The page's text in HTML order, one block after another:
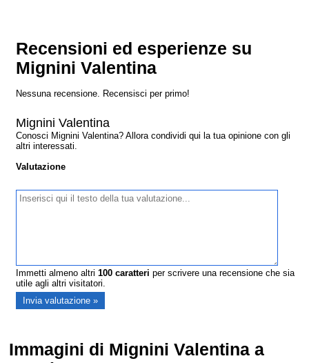
Recensioni ed esperienze su
Mignini Valentina
Nessuna recensione. Recensisci per primo!
Mignini Valentina
Conosci Mignini Valentina? Allora condividi qui la tua opinione con gli
altri interessati.
Valutazione
Immetti almeno altri100 caratteri per scrivere una recensione che sia
utile agli altri visitatori.
Immagini di Mignini Valentina a